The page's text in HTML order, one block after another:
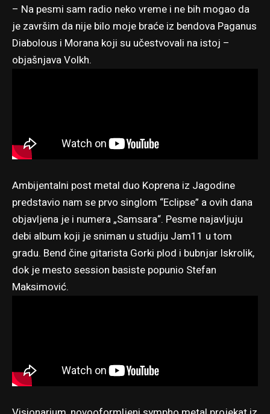
– Na pesmi sam radio neko vreme i ne bih mogao da
je završim da nije bilo moje braće iz bendova Paganus
Diabolous i Morana koji su učestvovali na istoj –
objašnjava Volkh.
Ambijentalni post metal duo Koprena iz Jagodine
predstavio nam se prvo singlom “Eclipse” a ovih dana
objavljena je i numera „Samsara“. Pesme najavljuju
debi album koji je sniman u studiju Jam11 u tom
gradu. Bend čine gitarista Gorki plod i bubnjar Iskrolik,
dok je mesto session basiste popunio Stefan
Maksimović.